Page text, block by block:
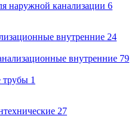
наружной канализации 6
внутренние 24
внутренние 79
трубы 1
27